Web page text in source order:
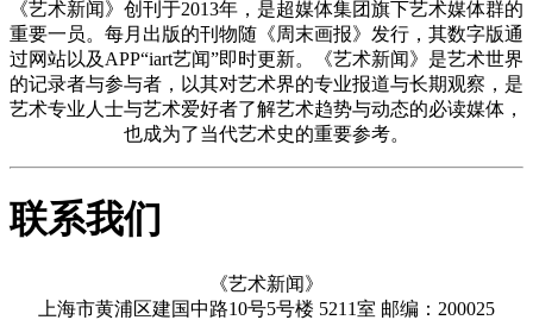
《艺术新闻》创刊于2013年，是超媒体集团旗下艺术媒体群的
重要一员。每月出版的刊物随《周末画报》发行，其数字版通
过网站以及APP“iart艺闻”即时更新。《艺术新闻》是艺术世界
的记录者与参与者，以其对艺术界的专业报道与长期观察，是
艺术专业人士与艺术爱好者了解艺术趋势与动态的必读媒体，
也成为了当代艺术史的重要参考。
联系我们
《艺术新闻》
上海市黄浦区建国中路10号5号楼 5211室 邮编：200025